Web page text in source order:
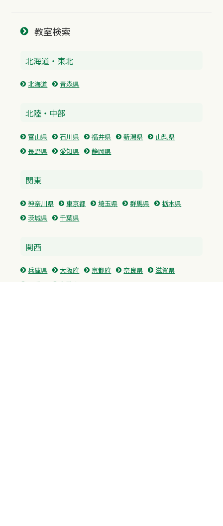
教室検索
北海道・東北
北海道 青森県
北陸・中部
富山県 石川県 福井県 新潟県
山梨県
長野県
愛知県 静岡県
関東
神奈川県 東京都 埼玉県 群馬県
栃木県
茨城県
千葉県
関西
兵庫県 大阪府 京都府 奈良県
滋賀県
三重県
和歌山県